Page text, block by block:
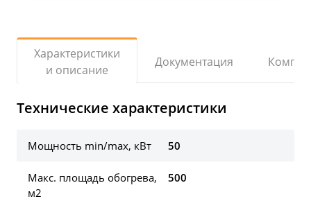
Характеристики
и описание
Документация
Технические характеристики
Мощность min/max, кВт 50
Макс. площадь обогрева,
м2
500